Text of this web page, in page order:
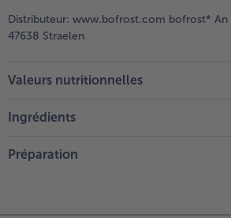
Distributeur: www.bofrost.com bofrost* An
47638 Straelen
Valeurs nutritionnelles
Ingrédients
Préparation